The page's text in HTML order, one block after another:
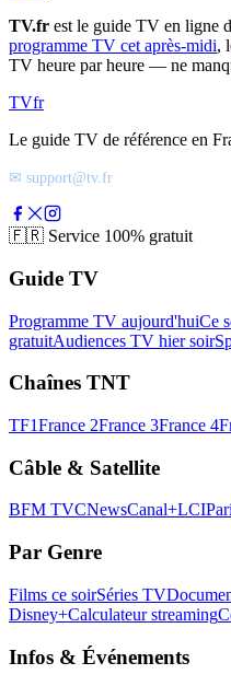
TV.fr est le guide TV en ligne
programme TV cet après-midi,
TV heure par heure — ne
TVfr
Le guide TV de référence en
✉ support@tv.fr
🇫🇷 Service 100% gratuit
Guide TV
Programme TV aujourd'huiCe
gratuitAudiences TV hier soir
Chaînes TNT
TF1France 2France 3France 4
Câble & Satellite
BFM TVCNewsCanal+LCI
Par Genre
Films ce soirSéries TV
Disney+Calculateur streaming
Infos & Événements